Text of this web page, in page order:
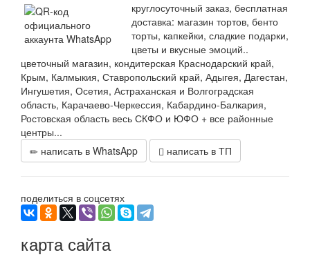
круглосуточный заказ, бесплатная
доставка: магазин тортов, бенто
торты, капкейки, сладкие подарки,
цветы и вкусные эмоций..
цветочный магазин, кондитерская Краснодарский край,
Крым, Калмыкия, Ставропольский край, Адыгея, Дагестан,
Ингушетия, Осетия, Астраханская и Волгоградская
область, Карачаево-Черкессия, Кабардино-Балкария,
Ростовская область весь СКФО и ЮФО + все районные
центры...
написать в WhatsApp
написать в ТП
поделиться в соцсетях
карта сайта